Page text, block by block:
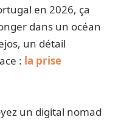
en 2026, ça
dans un océan
un détail
: la prise
un digital nomad